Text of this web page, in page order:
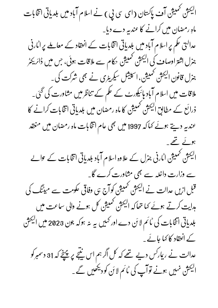
الیکشن کمیشن آف پاکستان (ای سی پی) نے اسلام آباد میں بلدیاتی انتخابات
ماہِ رمضان میں کرانے کا عندیہ دے دیا۔
عدالتی حکم پر اسلام آباد میں بلدیاتی انتخابات کے انعقاد کے معاملے پر اٹارنی
جنرل اشتر اوصاف کی الیکشن کمیشن حکام سے ملاقات ہوئی، جس میں ڈائریکٹر
جنرل قانون الیکشن کمیشن، اسپیشل سیکریٹری نے بھی شرکت کی۔
ملاقات میں اسلام آباد ہائیکورٹ کے حکم کے تناظر میں مشاورت کی گئی۔
ذرائع کے مطابق الیکشن کمیشن کا ماہ رمضان میں بلدیاتی انتخابات کرانے کا
عندیہ دیتے ہوئے کہا کہ 1997 میں بھی عام انتخابات ماہ رمضان میں منعقد
ہوئے تھے۔
الیکشن کمیشن اٹارنی جنرل کے علاوہ اسلام آباد بلدیاتی انتخابات کے حوالے
سے وزارت داخلہ سے بھی مشاورت کرے گا۔
قبل ازیں عدالت نے الیکشن کمیشن کو آج ہی وفاقی حکومت سے میٹنگ کی
ہدایت کرتے ہوئے کہا تھا کہ الیکشن کمیشن کل ہونے والی سماعت میں
بلدیاتی اتنخابات کی ٹائم لائن دے اور کہیں یہ نہ ہو کہ جون 2023 میں الیکشن
کے انعقاد کا کہا جائے۔
عدالت نے ریمارکس دیے تھے کہ کل اگر ہم اس نتیجے پر پہنچے کہ 31 دسمبر کو
الیکشن نہیں ہونے تو آپ کی ٹائم لائن کو دیکھیں گے۔